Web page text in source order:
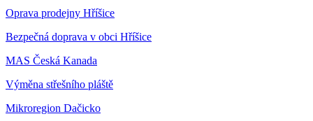
Oprava prodejny Hříšice
Bezpečná doprava v obci Hříšice
MAS Česká Kanada
Výměna střešního pláště
Mikroregion Dačicko